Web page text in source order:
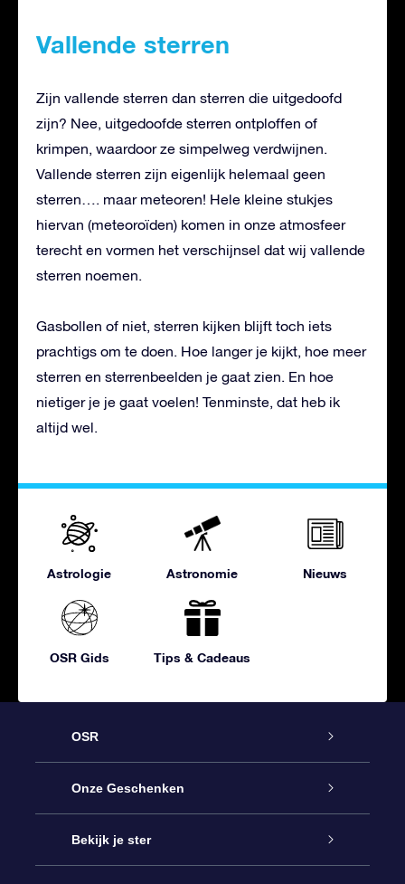
Vallende sterren
Zijn vallende sterren dan sterren die uitgedoofd
zijn? Nee, uitgedoofde sterren ontploffen of
krimpen, waardoor ze simpelweg verdwijnen.
Vallende sterren zijn eigenlijk helemaal geen
sterren…. maar meteoren! Hele kleine stukjes
hiervan (meteoroïden) komen in onze atmosfeer
terecht en vormen het verschijnsel dat wij vallende
sterren noemen.
Gasbollen of niet, sterren kijken blijft toch iets
prachtigs om te doen. Hoe langer je kijkt, hoe meer
sterren en sterrenbeelden je gaat zien. En hoe
nietiger je je gaat voelen! Tenminste, dat heb ik
altijd wel.
Astrologie Astronomie Nieuws
OSR Gids Tips & Cadeaus
OSR
Service
Contact
Onze Geschenken
Online Star Gift
Bekijk je ster